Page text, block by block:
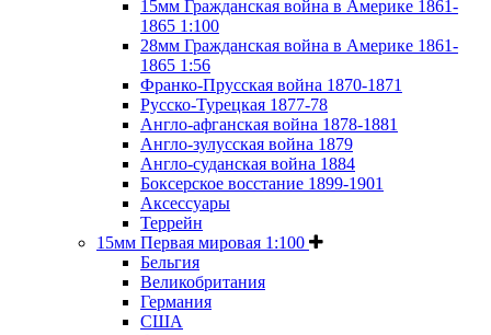
15мм Гражданская война в Америке 1861-
1865 1:100
28мм Гражданская война в Америке 1861-
1865 1:56
Франко-Прусская война 1870-1871
Русско-Турецкая 1877-78
Англо-афганская война 1878-1881
Англо-зулусская война 1879
Англо-суданская война 1884
Боксерское восстание 1899-1901
Аксессуары
Террейн
15мм Первая мировая 1:100
Бельгия
Великобритания
Германия
США